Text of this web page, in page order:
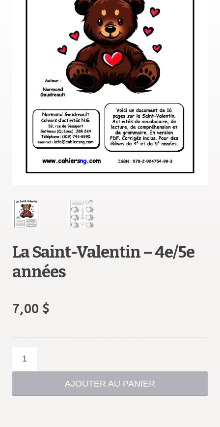
Reproduction
Questions?
Contact
La Saint-Valentin – 4e/5e
années
7,00 $
quantité
Saint-
AJOUTER AU PANIER